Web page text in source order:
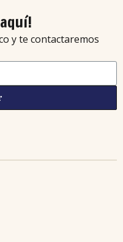
y te contactaremos